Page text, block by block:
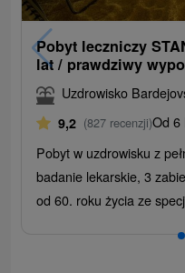
Pobyt leczniczy
lat / prawdziwy
Uzdrowisko
9,2 (827 recenzji)Od 6
Pobyt w uzdrowisku z
badanie lekarskie, 3
od 60. roku życia ze